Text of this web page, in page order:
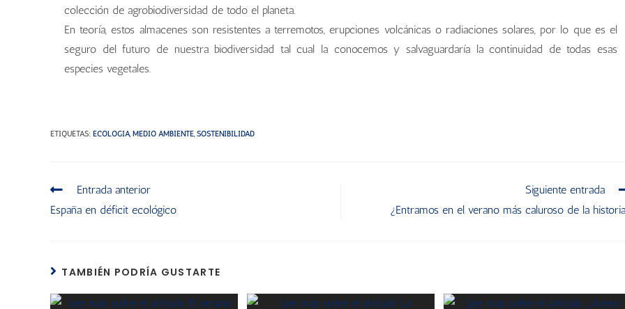
colección de agrobiodiversidad de todo el planeta.
En teoría, estos almacenes son resistentes a terremotos, erupciones volcánicas o radiaciones solares, por lo que es el
seguro del futuro de nuestra biodiversidad tal cual la conocemos y salvaguardaría la continuidad de todas esas
especies vegetales.
ETIQUETAS: ECOLOGÍA MEDIO AMBIENTE SOSTENIBILIDAD
Entrada anterior
España en déficit ecológico
Siguiente entrada
¿Entramos en el verano más caluroso de la
TAMBIÉN PODRÍA GUSTARTE